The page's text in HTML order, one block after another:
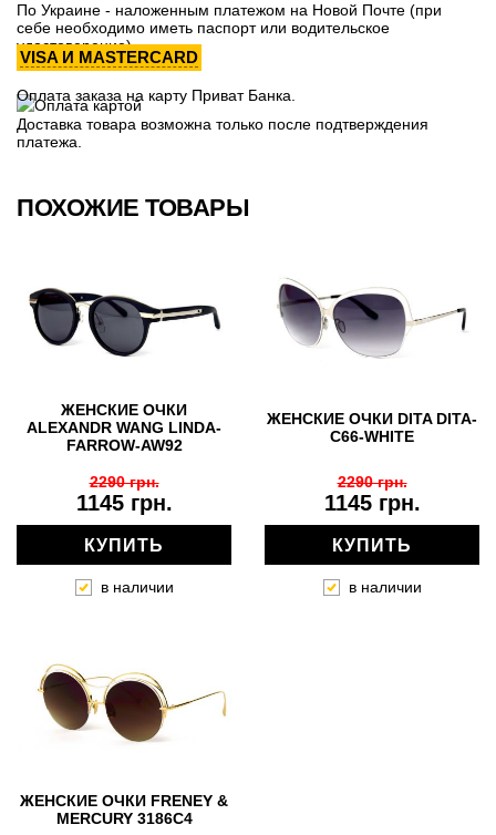
По Украине - наложенным платежом на Новой Почте (при
себе необходимо иметь паспорт или водительское
удостоверение)
VISA И MASTERCARD
Оплата заказа на карту Приват Банка.
Доставка товара возможна только после подтверждения
платежа.
ПОХОЖИЕ ТОВАРЫ
ЖЕНСКИЕ ОЧКИ
ALEXANDR WANG LINDA-
FARROW-AW92
1145 грн.
2290 грн.
КУПИТЬ
в наличии
ЖЕНСКИЕ ОЧКИ DITA DITA-
C66-WHITE
1145 грн.
2290 грн.
КУПИТЬ
в наличии
ЖЕНСКИЕ ОЧКИ FRENEY &
MERCURY 3186C4